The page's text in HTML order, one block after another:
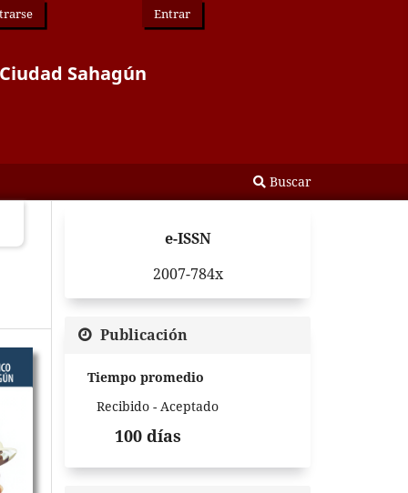
Sahagún
Buscar
Entrar
e-ISSN
2007-784x
Publicación
Tiempo promedio
Recibido - Aceptado
100 días